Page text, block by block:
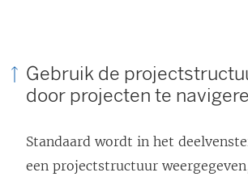
Gebruik de
door projecten te
Standaard wordt in het
een projectstructuur